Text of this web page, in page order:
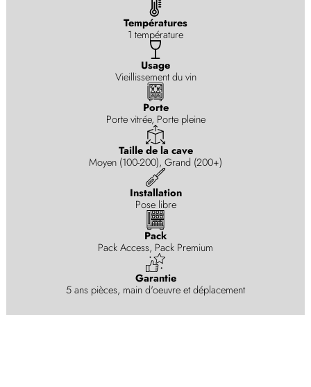
Températures
1 température
Usage
Vieillissement du vin
Porte
Porte vitrée, Porte pleine
Taille de la cave
Moyen (100-200), Grand (200+)
Installation
Pose libre
Pack
Pack Access, Pack Premium
Garantie
5 ans pièces, main d'oeuvre et déplacement